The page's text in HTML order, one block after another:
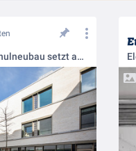
Autarke Architektur: Schulneubau setzt auf intelligente Lamellenfenster 💡